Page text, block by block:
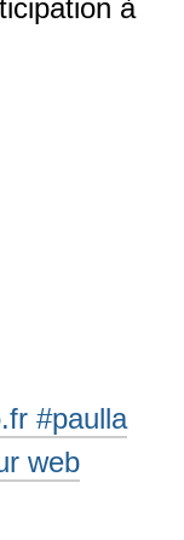
à
#paulla
web